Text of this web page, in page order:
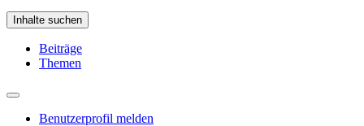
Inhalte suchen
Beiträge
Themen
Benutzerprofil melden